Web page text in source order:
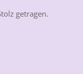
getragen.